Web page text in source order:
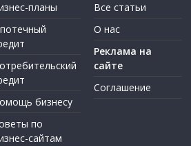
планы
бизнесу
по
сайтам
Все статьи
О нас
Реклама на
сайте
Соглашение